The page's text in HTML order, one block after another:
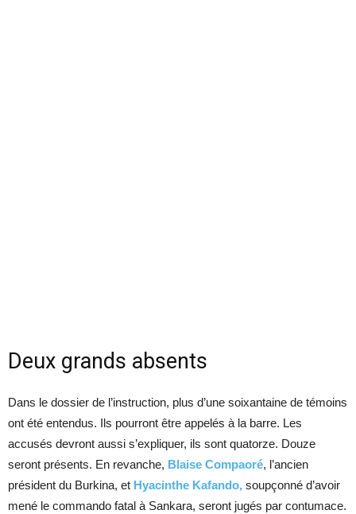
Deux grands absents
Dans le dossier de l’instruction, plus d’une soixantaine de témoins
ont été entendus. Ils pourront être appelés à la barre. Les
accusés devront aussi s’expliquer, ils sont quatorze. Douze
seront présents. En revanche, Blaise Compaoré, l’ancien
président du Burkina, et Hyacinthe Kafando, soupçonné d’avoir
mené le commando fatal à Sankara, seront jugés par contumace.